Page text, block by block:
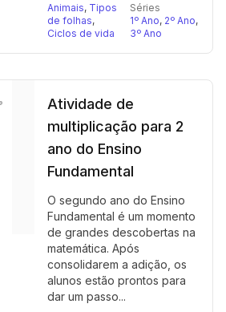
Animais, Tipos
de folhas,
Ciclos de vida
Séries
1º Ano, 2º Ano,
3º Ano
Atividade de
multiplicação para 2
ano do Ensino
Fundamental
O segundo ano do Ensino
Fundamental é um momento
de grandes descobertas na
matemática. Após
consolidarem a adição, os
alunos estão prontos para
dar um passo...